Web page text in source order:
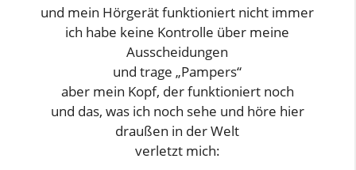
und mein Hörgerät funktioniert nicht immer
ich habe keine Kontrolle über meine
Ausscheidungen
und trage „Pampers“
aber mein Kopf, der funktioniert noch
und das, was ich noch sehe und höre hier
draußen in der Welt
verletzt mich: